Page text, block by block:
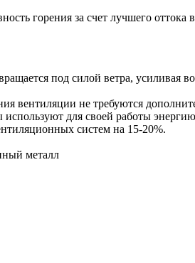
горения за счет лучшего оттока
под силой ветра, усиливая
вентиляции не требуются
используют для своей работы
систем на 15-20%.
металл